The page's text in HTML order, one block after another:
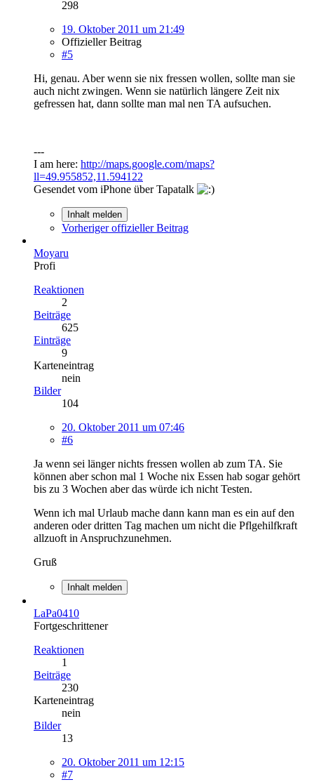
298
19. Oktober 2011 um 21:49
Offizieller Beitrag
#5
Hi, genau. Aber wenn sie nix fressen wollen, sollte man sie
auch nicht zwingen. Wenn sie natürlich längere Zeit nix
gefressen hat, dann sollte man mal nen TA aufsuchen.
---
I am here: http://maps.google.com/maps?
ll=49.955852,11.594122
Gesendet vom iPhone über Tapatalk
Inhalt melden
Vorheriger offizieller Beitrag
Moyaru
Profi
Reaktionen
2
Beiträge
625
Einträge
9
Karteneintrag
nein
Bilder
104
20. Oktober 2011 um 07:46
#6
Ja wenn sei länger nichts fressen wollen ab zum TA. Sie
können aber schon mal 1 Woche nix Essen hab sogar gehört
bis zu 3 Wochen aber das würde ich nicht Testen.
Wenn ich mal Urlaub mache dann kann man es ein auf den
anderen oder dritten Tag machen um nicht die Pflgehilfkraft
allzuoft in Anspruchzunehmen.
Gruß
Inhalt melden
LaPa0410
Fortgeschrittener
Reaktionen
1
Beiträge
230
Karteneintrag
nein
Bilder
13
20. Oktober 2011 um 12:15
#7